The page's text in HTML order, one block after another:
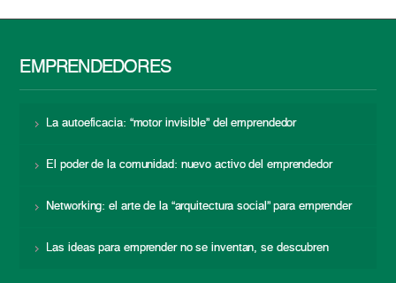
EMPRENDEDORES
La autoeficacia: “motor invisible” del emprendedor
El poder de la comunidad: nuevo activo del emprendedor
Networking: el arte de la “arquitectura social” para emprender
Las ideas para emprender no se inventan, se descubren